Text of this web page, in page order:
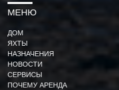
МЕНЮ
ДОМ
ЯХТЫ
НАЗНАЧЕНИЯ
НОВОСТИ
СЕРВИСЫ
ПОЧЕМУ АРЕНДА